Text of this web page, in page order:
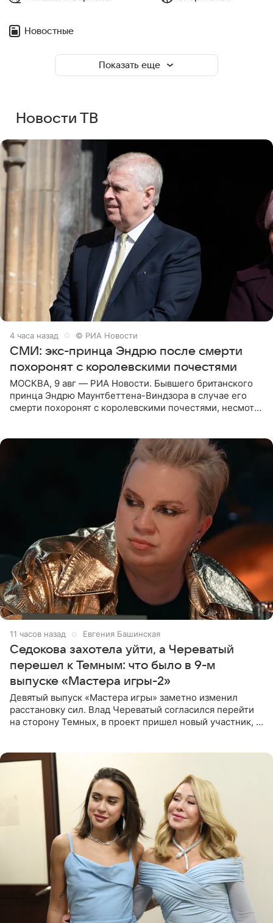
Новостные
Показать еще
Новости ТВ
4 часа назад © РИА Новости
СМИ: экс-принца Эндрю после смерти
похоронят с королевскими почестями
МОСКВА, 9 авг — РИА Новости. Бывшего британского
принца Эндрю Маунтбеттена-Виндзора в случае его
смерти похоронят с королевскими почестями, несмотря
11 часов назад Евгения Башинская
Седокова захотела уйти, а Череватый
перешел к Темным: что было в 9-м
выпуске «Мастера игры-2»
Девятый выпуск «Мастера игры» заметно изменил
расстановку сил. Влад Череватый согласился перейти
на сторону Темных, в проект пришел новый участник, а